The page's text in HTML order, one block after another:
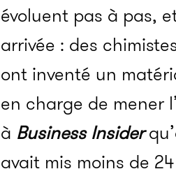
évoluent pas à pas,
arrivée : des
ont inventé un
en charge de mener
à Business Insider
avait mis moins de